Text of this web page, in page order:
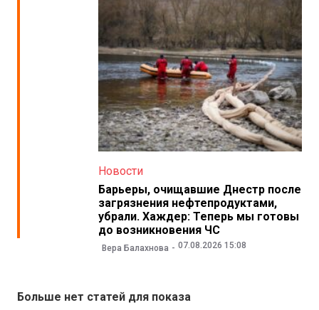
Новости
Барьеры, очищавшие Днестр после
загрязнения нефтепродуктами,
убрали. Хаждер: Теперь мы готовы
до возникновения ЧС
Вера Балахнова 07.08.2026 15:08
Больше нет статей для показа